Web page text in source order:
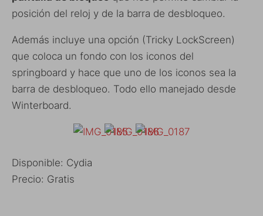
posición del reloj y de la barra de desbloqueo.
Además incluye una opción (Tricky LockScreen)
que coloca un fondo con los iconos del
springboard y hace que uno de los iconos sea la
barra de desbloqueo. Todo ello manejado desde
Winterboard.
Disponible: Cydia
Precio: Gratis